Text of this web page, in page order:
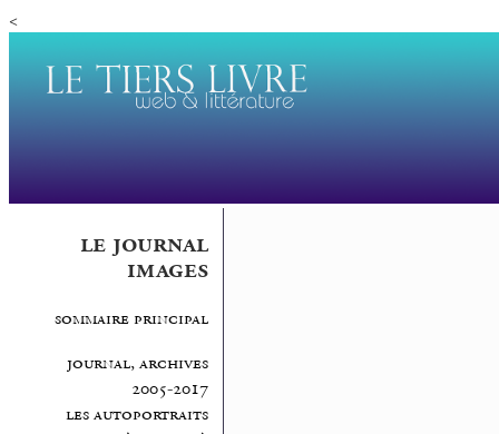
<
le journal
images
sommaire principal
journal, archives
2005-2017
les autoportraits